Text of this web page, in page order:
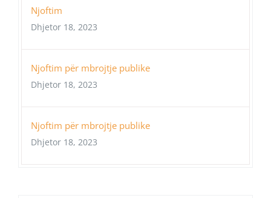
Njoftim
Dhjetor 18, 2023
Njoftim për mbrojtje publike
Dhjetor 18, 2023
Njoftim për mbrojtje publike
Dhjetor 18, 2023